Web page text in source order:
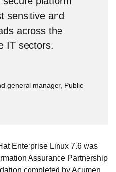
sensitive and
across the
IT sectors.
general manager, Public
Enterprise Linux 7.6 was
Assurance Partnership
completed by Acumen